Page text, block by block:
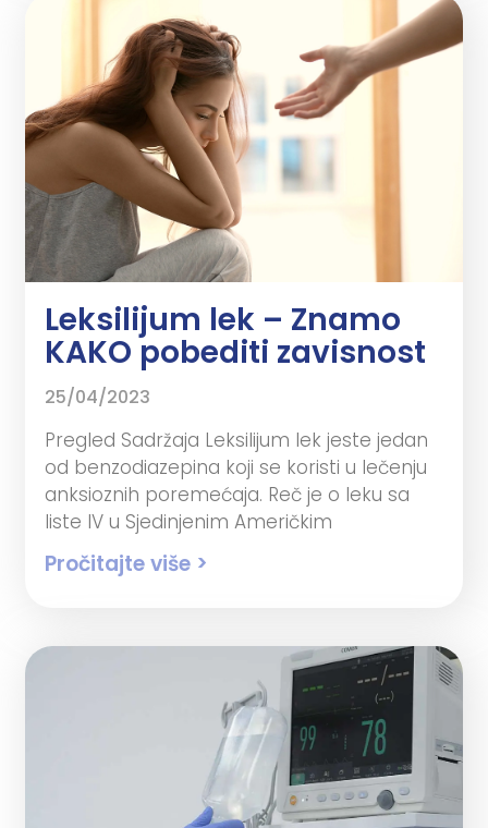
Leksilijum lek – Znamo
KAKO pobediti zavisnost
25/04/2023
Pregled Sadržaja Leksilijum lek jeste jedan
od benzodiazepina koji se koristi u lečenju
anksioznih poremećaja. Reč je o leku sa
liste IV u Sjedinjenim Američkim
Pročitajte više >